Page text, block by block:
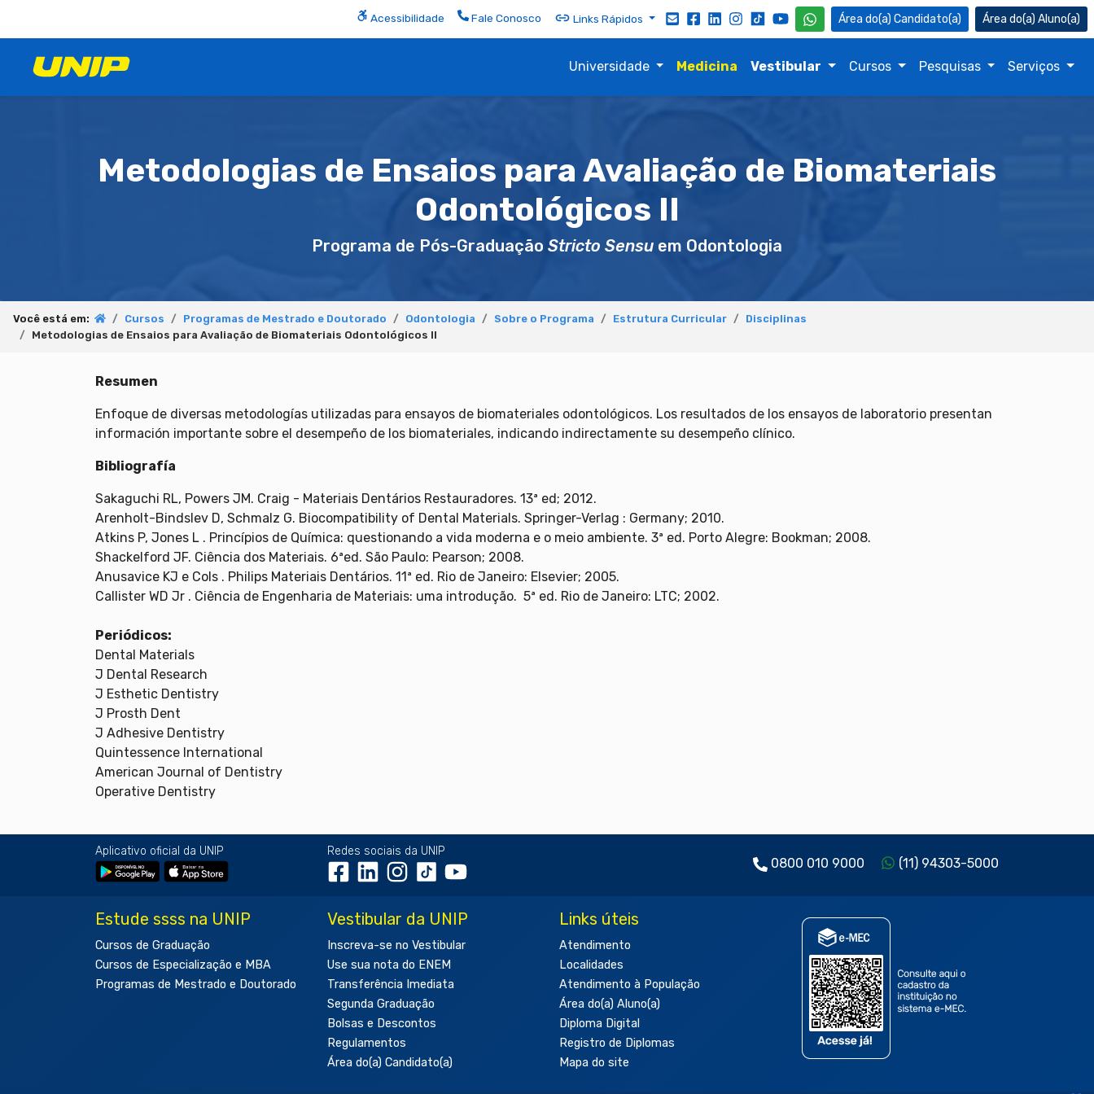
Acessibilidade Fale Conosco Links Rápidos Candidato(a) Aluno(a)
Universidade Medicina Vestibular Cursos Pesquisas Serviços
Metodologias de Ensaios para Avaliação de Biomateriais
Odontológicos II
Programa de Pós-Graduação Stricto Sensu em Odontologia
Você está em: Cursos Programas de Mestrado e Doutorado Odontologia Sobre o Programa Estrutura Curricular
Disciplinas
Metodologias de Ensaios para Avaliação de Biomateriais Odontológicos II
Resumen
Enfoque de diversas metodologías utilizadas para ensayos de biomateriales odontológicos. Los resultados de los ensayos de laboratorio presentan
información importante sobre el desempeño de los biomateriales, indicando indirectamente su desempeño clínico.
Bibliografía
Sakaguchi RL, Powers JM. Craig - Materiais Dentários Restauradores. 13ª ed; 2012.
Arenholt-Bindslev D, Schmalz G. Biocompatibility of Dental Materials. Springer-Verlag : Germany; 2010.
Atkins P, Jones L . Princípios de Química: questionando a vida moderna e o meio ambiente. 3ª ed. Porto Alegre: Bookman; 2008.
Shackelford JF. Ciência dos Materiais. 6ªed. São Paulo: Pearson; 2008.
Anusavice KJ e Cols . Philips Materiais Dentários. 11ª ed. Rio de Janeiro: Elsevier; 2005.
Callister WD Jr . Ciência de Engenharia de Materiais: uma introdução. 5ª ed. Rio de Janeiro: LTC; 2002.
Periódicos:
Dental Materials
J Dental Research
J Esthetic Dentistry
J Prosth Dent
J Adhesive Dentistry
Quintessence International
American Journal of Dentistry
Operative Dentistry
Aplicativo oficial da UNIP Redes sociais da UNIP
0800 010 9000 (11) 94303-5000
Estude ssss na UNIP
Cursos de Graduação
Cursos de Especialização e MBA
Programas de Mestrado e Doutorado
Vestibular da UNIP
Inscreva-se no Vestibular
Use sua nota do ENEM
Transferência Imediata
Segunda Graduação
Bolsas e Descontos
Regulamentos
Área do(a) Candidato(a)
Links úteis
Atendimento
Localidades
Atendimento à População
Área do(a) Aluno(a)
Diploma Digital
Registro de Diplomas
Mapa do site